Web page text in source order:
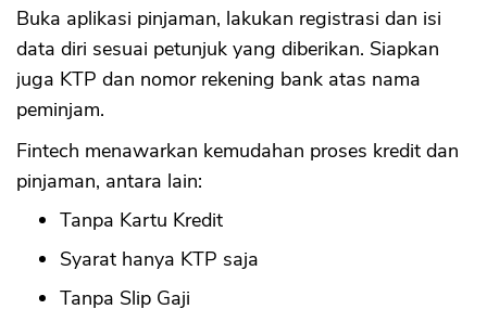
Buka aplikasi pinjaman, lakukan registrasi dan isi
data diri sesuai petunjuk yang diberikan. Siapkan
juga KTP dan nomor rekening bank atas nama
peminjam.
Fintech menawarkan kemudahan proses kredit dan
pinjaman, antara lain:
Tanpa Kartu Kredit
Syarat hanya KTP saja
Tanpa Slip Gaji